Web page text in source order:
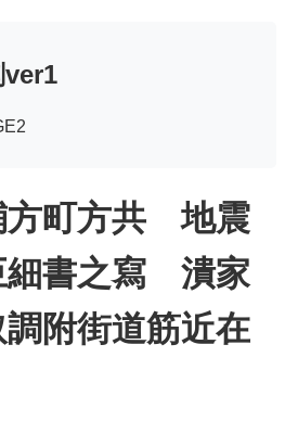
方町方共 地震
細書之寫 潰家
附街道筋近在